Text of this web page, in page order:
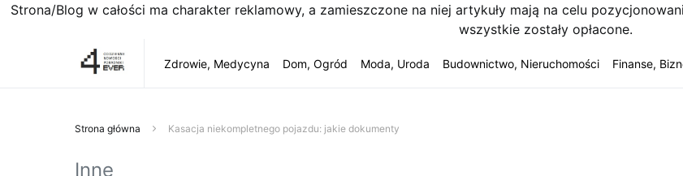
Strona/Blog w całości ma charakter reklamowy, a zamieszczone na niej artykuły mają na celu
wszystkie zostały opłacone.
Zdrowie, Medycyna Dom, Ogród Moda, Uroda Budownictwo, Nieruchomości Finanse,
Strona główna Kasacja niekompletnego pojazdu: jakie dokumenty
Inne